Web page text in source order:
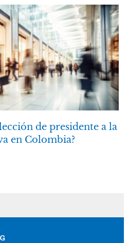
de presidente a la
en Colombia?